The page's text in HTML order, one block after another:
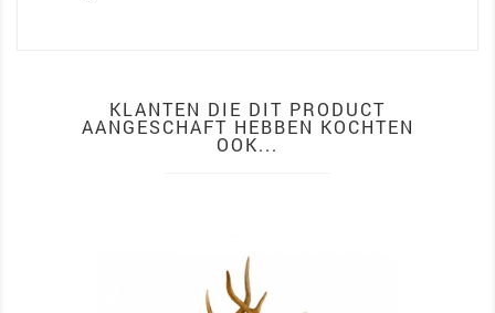
KLANTEN DIE DIT PRODUCT
AANGESCHAFT HEBBEN KOCHTEN
OOK...